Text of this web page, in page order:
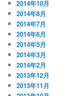
2014年10月
2014年8月
2014年7月
2014年6月
2014年5月
2014年3月
2014年2月
2013年12月
2013年11月